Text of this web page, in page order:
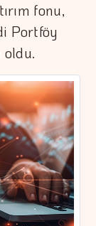
fonu,
Portföy